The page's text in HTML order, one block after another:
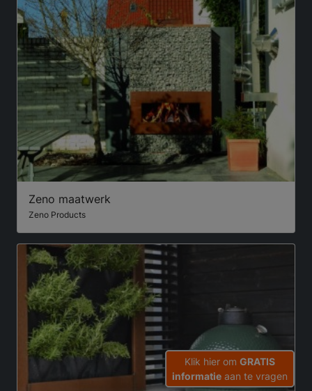
Zeno maatwerk
Zeno Products
Klik hier om GRATIS
informatie aan te vragen